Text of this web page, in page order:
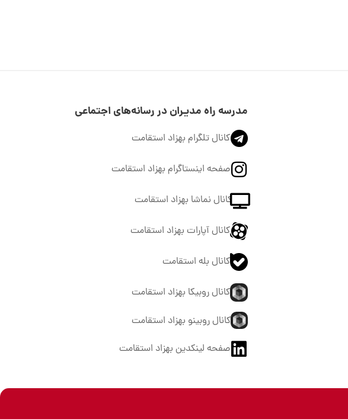
مدرسه راه مدیـران در رسانه‌های اجتماعی
کانال تلگرام بهزاد استقامت
صفحه اینستاگرام بهزاد استقامت
کانال نماشا بهزاد استقامت
کانال آپارات بهزاد استقامت
کانال بله استقامت
کانال روبیکا بهزاد استقامت
کانال روبینو بهزاد استقامت
صفحه لینکدین بهزاد استقامت